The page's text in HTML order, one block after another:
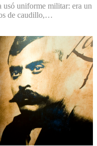
usó uniforme militar: era un
de caudillo,…